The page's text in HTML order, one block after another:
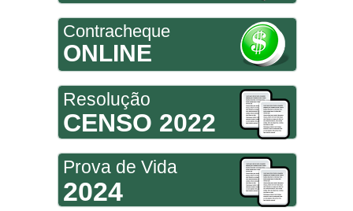
Contracheque
ONLINE
Resolução
CENSO 2022
Prova de Vida
2024